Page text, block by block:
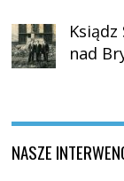
nad
NASZE